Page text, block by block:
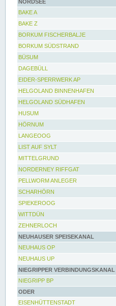
NORDSEE
BAKE A
BAKE Z
BORKUM FISCHERBALJE
BORKUM SÜDSTRAND
BÜSUM
DAGEBÜLL
EIDER-SPERRWERK AP
HELGOLAND BINNENHAFEN
HELGOLAND SÜDHAFEN
HUSUM
HÖRNUM
LANGEOOG
LIST AUF SYLT
MITTELGRUND
NORDERNEY RIFFGAT
PELLWORM ANLEGER
SCHARHÖRN
SPIEKEROOG
WITTDÜN
ZEHNERLOCH
NEUHAUSER SPEISEKANAL
NEUHAUS OP
NEUHAUS UP
NIEGRIPPER VERBINDUNGSKANAL
NIEGRIPP BP
ODER
EISENHÜTTENSTADT